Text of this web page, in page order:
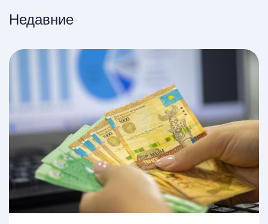
Недавние